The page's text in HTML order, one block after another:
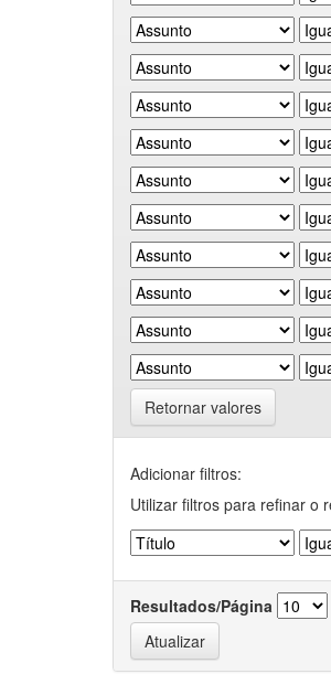
Retornar valores
Adicionar filtros:
Utilizar filtros para refinar o
Resultados/Página